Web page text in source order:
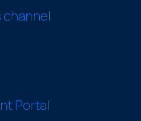
channel
Portal